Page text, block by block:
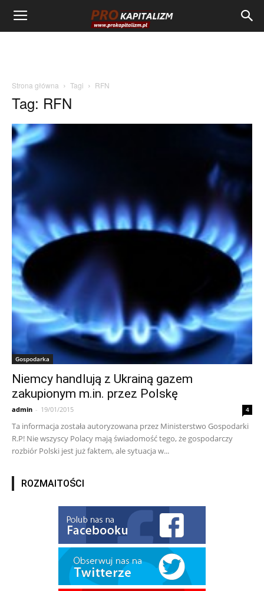
Strona główna Tagi RFN
Tag: RFN
Gospodarka
Niemcy handlują z Ukrainą gazem
zakupionym m.in. przez Polskę
admin - 19/01/2015 4
Ta informacja została autoryzowana przez Ministerstwo Gospodarki
R.P! Nie wszyscy Polacy mają świadomość tego, że gospodarczy
rozbiór Polski jest już faktem, ale sytuacja w...
ROZMAITOŚCI